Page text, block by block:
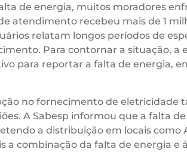
de energia, muitos moradores
atendimento recebeu mais de 1
relatam longos períodos de
Para contornar a situação, a
para reportar a falta de energia,
no fornecimento de eletricidade
A Sabesp informou que a falta
a distribuição em locais como
a combinação da falta de energia